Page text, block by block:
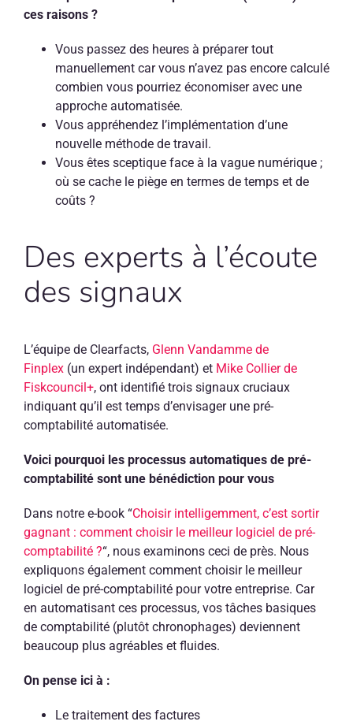
ces raisons ?
Vous passez des heures à préparer tout
manuellement car vous n’avez pas encore calculé
combien vous pourriez économiser avec une
approche automatisée.
Vous appréhendez l’implémentation d’une
nouvelle méthode de travail.
Vous êtes sceptique face à la vague numérique ;
où se cache le piège en termes de temps et de
coûts ?
Des experts à l’écoute
des signaux
L’équipe de Clearfacts, Glenn Vandamme de
Finplex(un expert indépendant) et Mike Collier de
Fiskcouncil+, ont identifié trois signaux cruciaux
indiquant qu’il est temps d’envisager une pré-
comptabilité automatisée.
Voici pourquoi les processus automatiques de pré-
comptabilité sont une bénédiction pour vous
Dans notre e-book “Choisir intelligemment, c’est sortir
gagnant : comment choisir le meilleur logiciel de pré-
comptabilité ?“, nous examinons ceci de près. Nous
expliquons également comment choisir le meilleur
logiciel de pré-comptabilité pour votre entreprise. Car
en automatisant ces processus, vos tâches basiques
de comptabilité (plutôt chronophages) deviennent
beaucoup plus agréables et fluides.
On pense ici à :
Le traitement des factures